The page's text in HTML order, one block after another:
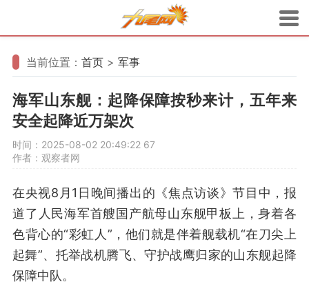
当前位置： 首页 > 军事
海军山东舰：起降保障按秒来计，五年来
安全起降近万架次
时间：2025-08-02 20:49:22 67
作者：观察者网
在央视8月1日晚间播出的《焦点访谈》节目中，报
道了人民海军首艘国产航母山东舰甲板上，身着各
色背心的“彩虹人”，他们就是伴着舰载机“在刀尖上
起舞”、托举战机腾飞、守护战鹰归家的山东舰起降
保障中队。